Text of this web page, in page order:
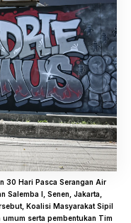
30 Hari Pasca Serangan Air
I, Senen, Jakarta,
Koalisi Masyarakat Sipil
serta pembentukan Tim